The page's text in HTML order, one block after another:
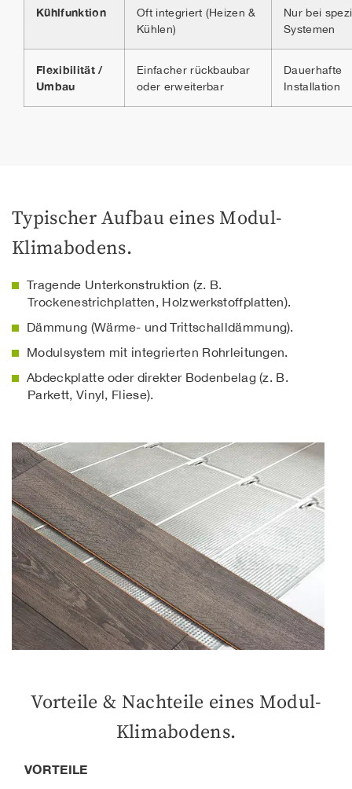
Kühlfunktion
Oft integriert (Heizen &
Kühlen)
Nur bei
Systemen
Flexibilität /
Umbau
Einfacher rückbaubar
oder erweiterbar
Dauerhafte
Installation
Typischer Aufbau eines Modul-
Klimabodens.
Tragende Unterkonstruktion (z. B.
Trockenestrichplatten, Holzwerkstoffplatten).
Dämmung (Wärme- und Trittschalldämmung).
Modulsystem mit integrierten Rohrleitungen.
Abdeckplatte oder direkter Bodenbelag (z. B.
Parkett, Vinyl, Fliese).
Vorteile & Nachteile eines Modul-
Klimabodens.
VORTEILE